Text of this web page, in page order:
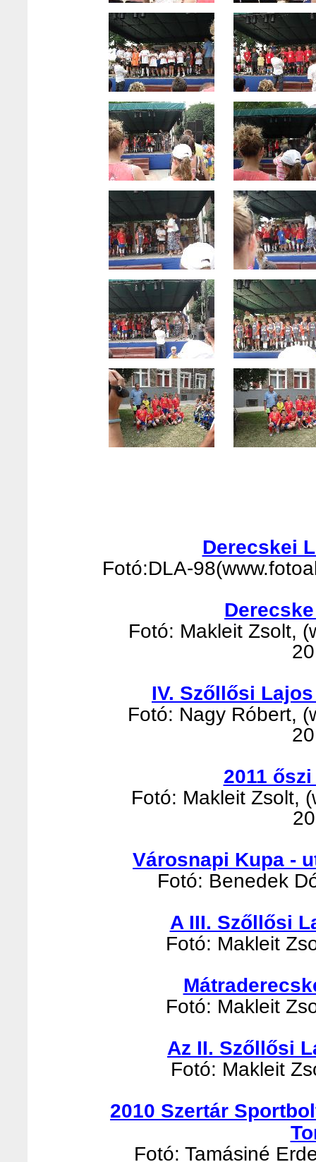
Derecskei
Fotó:DLA-
Fotó: Makleit Zsolt,
IV. Szőllősi
Fotó: Nagy Róbert,
2011
Fotó: Makleit Zsolt,
Városnapi Kupa -
Fotó: Benedek
A III. Szőllősi
Fotó: Makleit
Fotó: Makleit
Az II. Szőllősi
Fotó: Makleit
2010 Szertár
Fotó: Tamásiné